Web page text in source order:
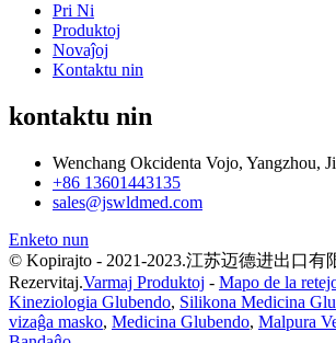
Pri Ni
Produktoj
Novaĵoj
Kontaktu nin
kontaktu nin
Wenchang Okcidenta Vojo, Yangzhou,
+86 13601443135
sales@jswldmed.com
Enketo nun
© Kopirajto - 2021-2023.江苏迈德进出口有
Rezervitaj.Varmaj Produktoj - Mapo de la
Kineziologia Glubendo, Silikona Medicina
vizaĝa masko, Medicina Glubendo, Malpura